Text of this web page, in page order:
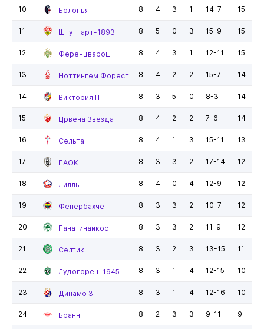
10 Болонья 8 4 3 1 14-7 15
11 Штутгарт-1893 8 5 0 3 15-9 15
12 Ференцварош 8 4 3 1 12-11 15
13 Ноттингем Форест 8 4 2 2 15-7 14
14 Виктория П 8 3 5 0 8-3 14
15 Црвена Звезда 8 4 2 2 7-6 14
16 Сельта 8 4 1 3 15-11 13
17 ПАОК 8 3 3 2 17-14 12
18 Лилль 8 4 0 4 12-9 12
19 Фенербахче 8 3 3 2 10-7 12
20 Панатинаикос 8 3 3 2 11-9 12
21 Селтик 8 3 2 3 13-15 11
22 Лудогорец-1945 8 3 1 4 12-15 10
23 Динамо З 8 3 1 4 12-16 10
24 Бранн 8 2 3 3 9-11 9